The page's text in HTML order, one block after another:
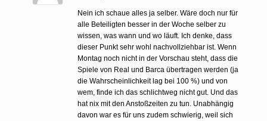
Nein ich schaue alles ja selber. Wäre doch nur für
alle Beteiligten besser in der Woche selber zu
wissen, was wann und wo läuft. Ich denke, dass
dieser Punkt sehr wohl nachvollziehbar ist. Wenn
Montag noch nicht in der Vorschau steht, dass die
Spiele von Real und Barca übertragen werden (ja
die Wahrscheinlichkeit lag bei 100 %) und von
wem, finde ich das schlichtweg nicht gut. Und das
hat nix mit den Anstoßzeiten zu tun. Unabhängig
davon war es für uns zudem schwierig, weil sich